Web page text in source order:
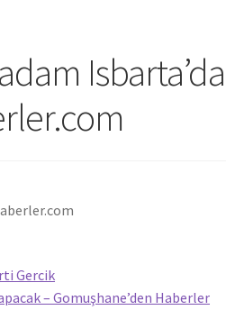
Isbarta’da
Gercik
– Gomuşhane’den Haberler